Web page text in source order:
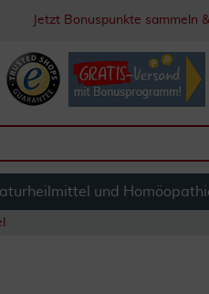
Jetzt Bonuspunkte sammeln
und